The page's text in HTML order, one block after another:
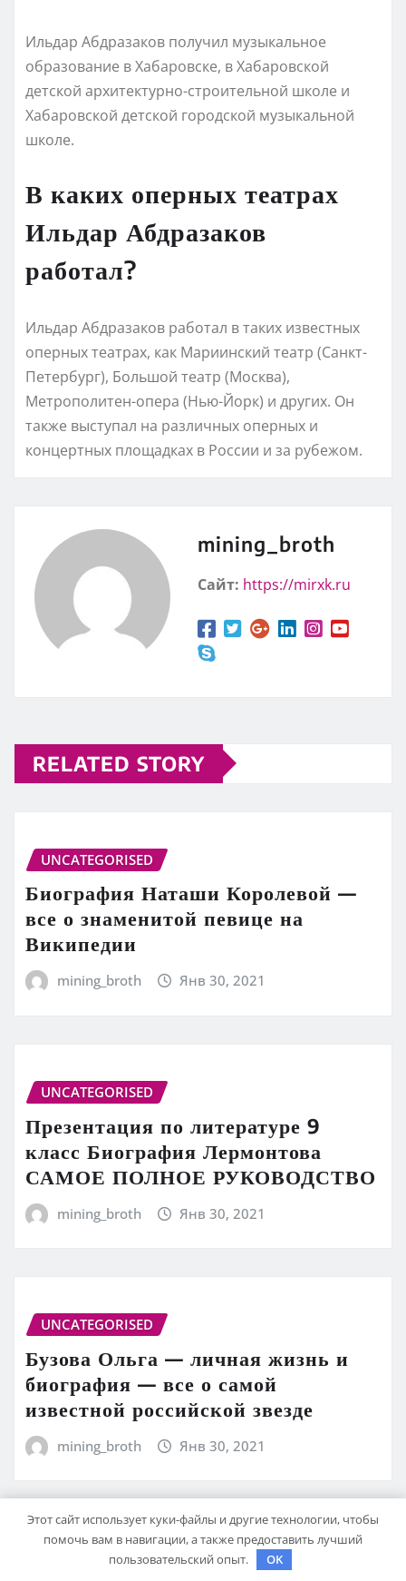
Ильдар Абдразаков получил музыкальное
образование в Хабаровске, в Хабаровской
детской архитектурно-строительной школе и
Хабаровской детской городской музыкальной
школе.
В каких оперных театрах
Ильдар Абдразаков
работал?
Ильдар Абдразаков работал в таких известных
оперных театрах, как Мариинский театр (Санкт-
Петербург), Большой театр (Москва),
Метрополитен-опера (Нью-Йорк) и других. Он
также выступал на различных оперных и
концертных площадках в России и за рубежом.
mining_broth
Сайт: https://mirxk.ru
RELATED STORY
UNCATEGORISED
Биография Наташи Королевой —
все о знаменитой певице на
Википедии
mining_broth Янв 30, 2021
UNCATEGORISED
Презентация по литературе 9
класс Биография Лермонтова
САМОЕ ПОЛНОЕ РУКОВОДСТВО
mining_broth Янв 30, 2021
UNCATEGORISED
Бузова Ольга — личная жизнь и
биография — все о самой
известной российской звезде
mining_broth Янв 30, 2021
UNCATEGORISED
Этот сайт использует куки-файлы и другие технологии, чтобы
помочь вам в навигации, а также предоставить лучший
пользовательский опыт.
OK